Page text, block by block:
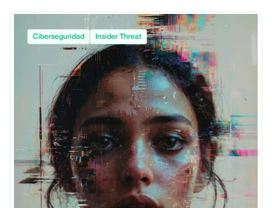
Ciberseguridad Insider Threat